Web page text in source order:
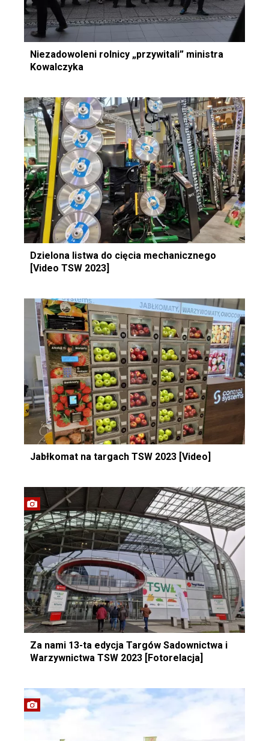
Niezadowoleni rolnicy „przywitali” ministra
Kowalczyka
Dzielona listwa do cięcia mechanicznego
[Video TSW 2023]
Jabłkomat na targach TSW 2023 [Video]
Za nami 13-ta edycja Targów Sadownictwa i
Warzywnictwa TSW 2023 [Fotorelacja]